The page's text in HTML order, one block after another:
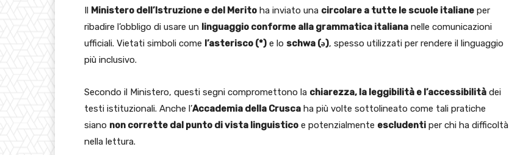
Il Ministero dell’Istruzione e del Merito ha inviato una circolare a tutte le scuole italiane per
ribadire l’obbligo di usare un linguaggio conforme alla grammatica italiana nelle comunicazioni
ufficiali. Vietati simboli come l’asterisco (*) e lo schwa (ə), spesso utilizzati per rendere il linguaggio
più inclusivo.
Secondo il Ministero, questi segni compromettono la chiarezza, la leggibilità e l’accessibilità dei
testi istituzionali. Anche l’Accademia della Crusca ha più volte sottolineato come tali pratiche
siano non corrette dal punto di vista linguistico e potenzialmente escludenti per chi ha difficoltà
nella lettura.